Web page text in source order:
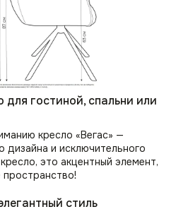
гостиной, спальни или
кресло «Вегас» —
и исключительного
это акцентный элемент,
стиль